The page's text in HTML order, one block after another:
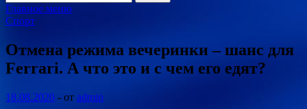
Главное меню
Спорт
Отмена режима вечеринки – шанс для
Ferrari. А что это и с чем его едят?
18.08.2020 - от admin